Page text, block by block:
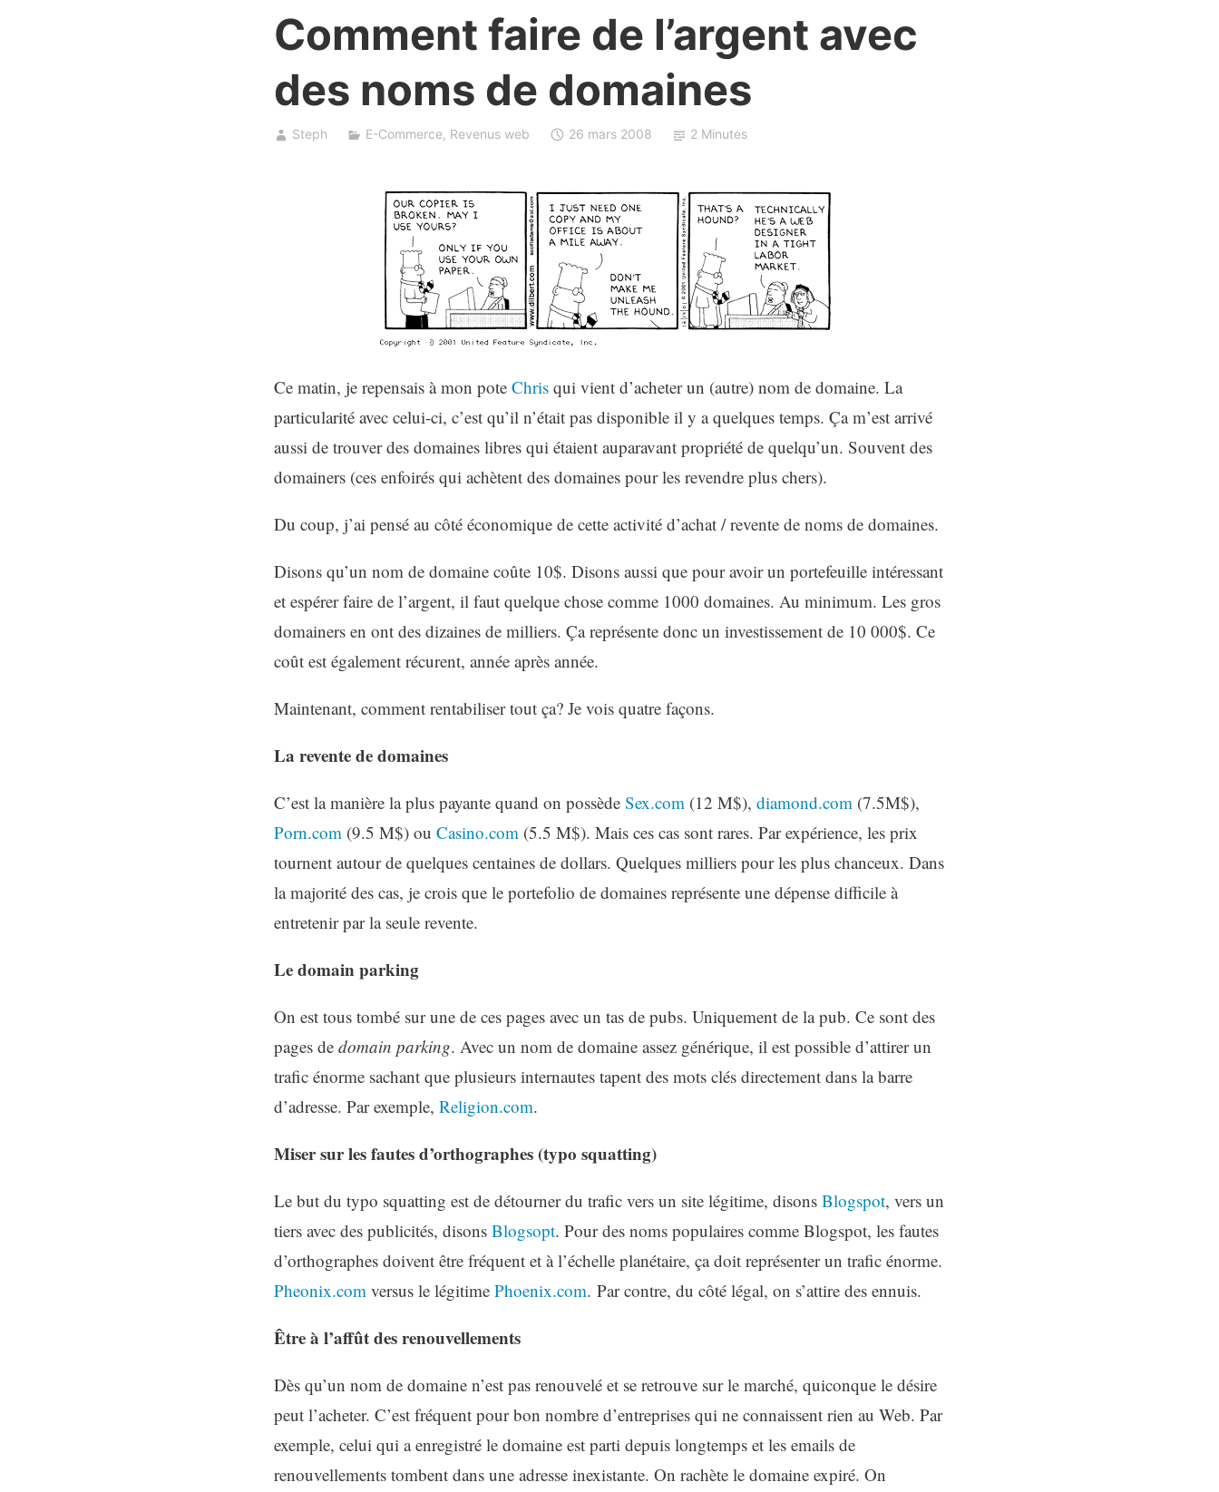
Comment faire de l’argent avec
des noms de domaines
Steph E-Commerce, Revenus web 26 mars 2008 2 Minutes
Ce matin, je repensais à mon pote Chris qui vient d’acheter un (autre) nom de domaine. La
particularité avec celui-ci, c’est qu’il n’était pas disponible il y a quelques temps. Ça m’est arrivé
aussi de trouver des domaines libres qui étaient auparavant propriété de quelqu’un. Souvent des
domainers (ces enfoirés qui achètent des domaines pour les revendre plus chers).
Du coup, j’ai pensé au côté économique de cette activité d’achat / revente de noms de domaines.
Disons qu’un nom de domaine coûte 10$. Disons aussi que pour avoir un portefeuille intéressant
et espérer faire de l’argent, il faut quelque chose comme 1000 domaines. Au minimum. Les gros
domainers en ont des dizaines de milliers. Ça représente donc un investissement de 10 000$. Ce
coût est également récurent, année après année.
Maintenant, comment rentabiliser tout ça? Je vois quatre façons.
La revente de domaines
C’est la manière la plus payante quand on possède Sex.com (12 M$), diamond.com (7.5M$),
Porn.com (9.5 M$) ou Casino.com (5.5 M$). Mais ces cas sont rares. Par expérience, les prix
tournent autour de quelques centaines de dollars. Quelques milliers pour les plus chanceux. Dans
la majorité des cas, je crois que le portefolio de domaines représente une dépense difficile à
entretenir par la seule revente.
Le domain parking
On est tous tombé sur une de ces pages avec un tas de pubs. Uniquement de la pub. Ce sont des
pages de domain parking. Avec un nom de domaine assez générique, il est possible d’attirer un
trafic énorme sachant que plusieurs internautes tapent des mots clés directement dans la barre
d’adresse. Par exemple, Religion.com.
Miser sur les fautes d’orthographes (typo squatting)
Le but du typo squatting est de détourner du trafic vers un site légitime, disons Blogspot, vers un
tiers avec des publicités, disons Blogsopt. Pour des noms populaires comme Blogspot, les fautes
d’orthographes doivent être fréquent et à l’échelle planétaire, ça doit représenter un trafic énorme.
Pheonix.com versus le légitime Phoenix.com. Par contre, du côté légal, on s’attire des ennuis.
Être à l’affût des renouvellements
Dès qu’un nom de domaine n’est pas renouvelé et se retrouve sur le marché, quiconque le désire
peut l’acheter. C’est fréquent pour bon nombre d’entreprises qui ne connaissent rien au Web. Par
exemple, celui qui a enregistré le domaine est parti depuis longtemps et les emails de
renouvellements tombent dans une adresse inexistante. On rachète le domaine expiré. On